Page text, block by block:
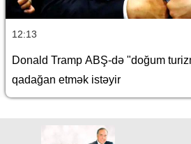
12:13
Donald Tramp ABŞ-də "doğum
qadağan etmək istəyir